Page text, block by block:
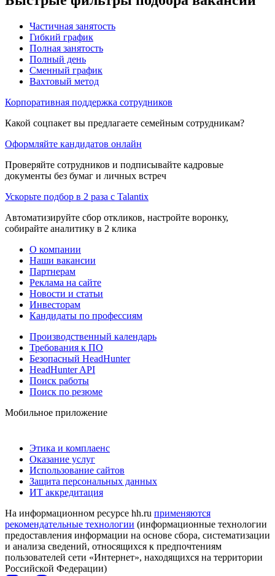
Частичная занятость
Гибкий график
Полная занятость
Полный день
Сменный график
Вахтовый метод
Корпоративная поддержка сотрудников
Какой соцпакет вы предлагаете семейным сотрудникам?
Оформляйте кандидатов онлайн
Проверяйте сотрудников и подписывайте кадровые
документы без бумаг и личных встреч
Ускорьте подбор в 2 раза с Talantix
Автоматизируйте сбор откликов, настройте воронку,
собирайте аналитику в 2 клика
О компании
Наши вакансии
Партнерам
Реклама на сайте
Новости и статьи
Инвесторам
Кандидаты по профессиям
Производственный календарь
Требования к ПО
Безопасный HeadHunter
HeadHunter API
Поиск работы
Поиск по резюме
Мобильное приложение
Этика и комплаенс
Оказание услуг
Использование сайтов
Защита персональных данных
ИТ аккредитация
На информационном ресурсе hh.ru применяются
рекомендательные технологии (информационные технологии
предоставления информации на основе сбора, систематизации
и анализа сведений, относящихся к предпочтениям
пользователей сети «Интернет», находящихся на территории
Российской Федерации)